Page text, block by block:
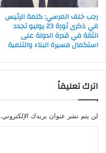
رجب خلف المرسي: كلمة الرئيس
في ذكرى ثورة 23 يوليو تجدد
الثقة في قدرة الدولة على
استكمال مسيرة البناء والتنمية
اترك تعليقاً
لن يتم نشر عنوان بريدك الإلكتروني.